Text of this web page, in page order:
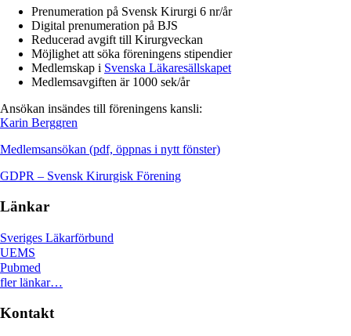
Prenumeration på Svensk Kirurgi 6 nr/år
Digital prenumeration på BJS
Reducerad avgift till Kirurgveckan
Möjlighet att söka föreningens stipendier
Medlemskap i Svenska Läkaresällskapet
Medlemsavgiften är 1000 sek/år
Ansökan insändes till föreningens kansli:
Karin Berggren
Medlemsansökan (pdf, öppnas i nytt fönster)
GDPR – Svensk Kirurgisk Förening
Länkar
Sveriges Läkarförbund
UEMS
Pubmed
fler länkar…
Kontakt